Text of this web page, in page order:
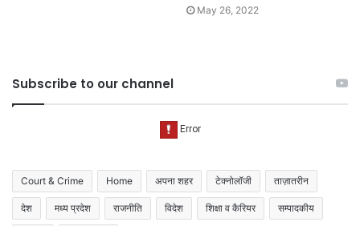
May 26, 2022
Subscribe to our channel
Court & Crime Home अपना शहर टेक्नोलॉजी ताज़ातरीन
देश मध्य प्रदेश राजनीति विदेश शिक्षा व कैरियर सम्पादकीय